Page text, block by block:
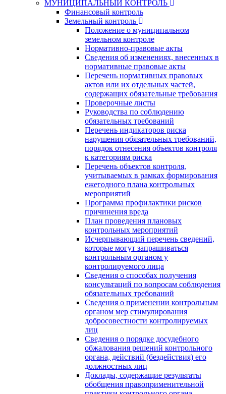
МУНИЦИПАЛЬНЫЙ КОНТРОЛЬ
Финансовый контроль
Земельный контроль
Положение о муниципальном
земельном контроле
Нормативно-правовые акты
Сведения об изменениях, внесенных в
нормативные правовые акты
Перечень нормативных правовых
актов или их отдельных частей,
содержащих обязательные требования
Проверочные листы
Руководства по соблюдению
обязательных требований
Перечень индикаторов риска
нарушения обязательных требований,
порядок отнесения объектов контроля
к категориям риска
Перечень объектов контроля,
учитываемых в рамках формирования
ежегодного плана контрольных
мероприятий
Программа профилактики рисков
причинения вреда
План проведения плановых
контрольных мероприятий
Исчерпывающий перечень сведений,
которые могут запрашиваться
контрольным органом у
контролируемого лица
Сведения о способах получения
консультаций по вопросам соблюдения
обязательных требований
Сведения о применении контрольным
органом мер стимулирования
добросовестности контролируемых
лиц
Сведения о порядке досудебного
обжалования решений контрольного
органа, действий (бездействия) его
должностных лиц
Доклады, содержащие результаты
обобщения правоприменительной